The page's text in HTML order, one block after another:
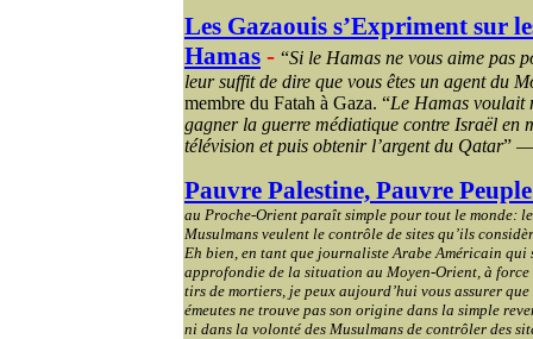
Les Gazaouis s’Expriment sur
Hamas - “Si le Hamas ne vous aime pas
leur suffit de dire que vous êtes un agent du
membre du Fatah à Gaza. “Le Hamas voulait
gagner la guerre médiatique contre Israël en
télévision et puis obtenir l’argent du Qatar” —
Pauvre Palestine, Pauvre
au Proche-Orient paraît simple pour tout le monde:
Musulmans veulent le contrôle de sites qu’ils
Eh bien, en tant que journaliste Arabe Américain qui
approfondie de la situation au Moyen-Orient, à force
tirs de mortiers, je peux aujourd’hui vous assurer
émeutes ne trouve pas son origine dans la simple
ni dans la volonté des Musulmans de contrôler des